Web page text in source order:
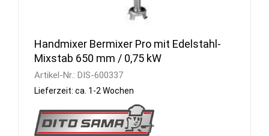
Handmixer Bermixer Pro mit Edelstahl-
Mixstab 650 mm / 0,75 kW
Artikel-Nr.: DIS-600337
Lieferzeit: ca. 1-2 Wochen